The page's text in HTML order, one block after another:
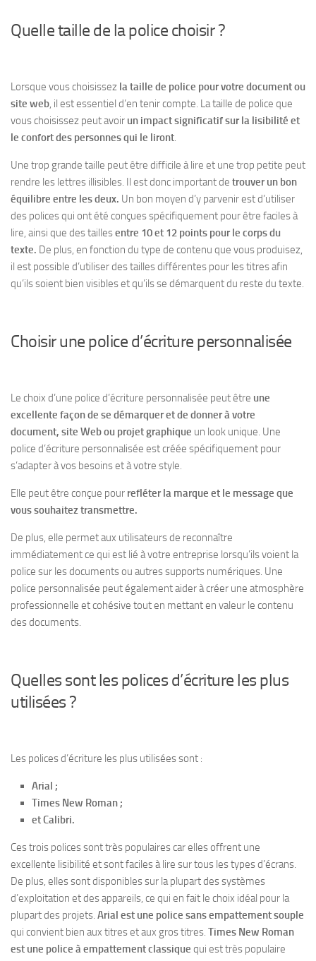
Quelle taille de la police choisir ?
Lorsque vous choisissez la taille de police pour votre document ou
site web, il est essentiel d’en tenir compte. La taille de police que
vous choisissez peut avoir un impact significatif sur la lisibilité et
le confort des personnes qui le liront.
Une trop grande taille peut être difficile à lire et une trop petite peut
rendre les lettres illisibles. Il est donc important de trouver un bon
équilibre entre les deux. Un bon moyen d’y parvenir est d’utiliser
des polices qui ont été conçues spécifiquement pour être faciles à
lire, ainsi que des taillesentre 10 et 12 points pour le corps du
texte. De plus, en fonction du type de contenu que vous produisez,
il est possible d’utiliser des tailles différentes pour les titres afin
qu’ils soient bien visibles et qu’ils se démarquent du reste du texte.
Choisir une police d’écriture personnalisée
Le choix d’une police d’écriture personnalisée peut être une
excellente façon de se démarquer et de donner à votre
document, site Web ou projet graphique un look unique. Une
police d’écriture personnalisée est créée spécifiquement pour
s’adapter à vos besoins et à votre style.
Elle peut être conçue pour refléter la marque et le message que
vous souhaitez transmettre.
De plus, elle permet aux utilisateurs de reconnaître
immédiatementce qui est lié à votre entreprise lorsqu’ils voient la
police sur les documents ou autres supports numériques. Une
police personnalisée peut également aider à créer une atmosphère
professionnelle et cohésive tout en mettant en valeur le contenu
des documents.
Quelles sont les polices d’écriture les plus
utilisées ?
Les polices d’écriture les plus utilisées sont :
Arial ;
Times New Roman ;
et Calibri.
Ces trois polices sont très populaires car elles offrent une
excellente lisibilité et sont faciles à lire sur tous les types d’écrans.
De plus, elles sont disponibles sur la plupart des systèmes
d’exploitation et des appareils, ce qui en fait le choix idéal pour la
plupart des projets. Arial est une police sans empattement souple
qui convient bien aux titres et aux gros titres. Times New Roman
est une police à empattement classique qui est très populaire